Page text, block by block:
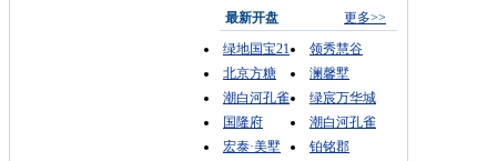
最新开盘
更多>>
绿地国宝21
领秀慧谷
北京方糖
澜馨墅
潮白河孔雀
绿宸万华城
国隆府
潮白河孔雀
宏泰·美墅
铂铭郡